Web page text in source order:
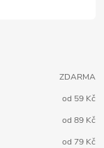
ZDARMA
od 59 Kč
od 89 Kč
od 79 Kč